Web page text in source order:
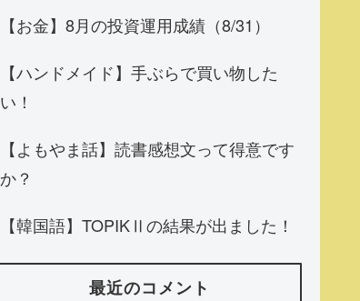
【お金】8月の投資運用成績（8/31）
【ハンドメイド】手ぶらで買い物した
い！
【よもやま話】読書感想文って得意です
か？
【韓国語】TOPIKⅡの結果が出ました！
最近のコメント